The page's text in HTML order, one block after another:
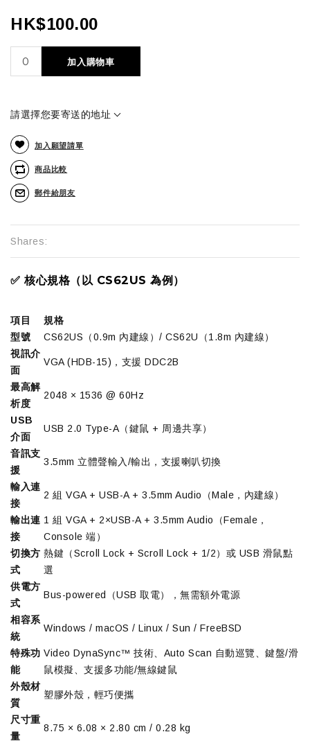
HK$100.00
加入購物車
請選擇您要寄送的地址
加入願望請單
商品比較
郵件給朋友
Shares:
✅ 核心規格（以 CS62US 為例）
項目
規格
型號
CS62US（0.9m 內建線）/ CS62U（1.8m 內建線）
視訊介
面
VGA (HDB-15)，支援 DDC2B
最高解
析度
2048 × 1536 @ 60Hz
USB
介面
USB 2.0 Type-A（鍵鼠 + 周邊共享）
音訊支
援
3.5mm 立體聲輸入/輸出，支援喇叭切換
輸入連
接
2 組 VGA + USB-A + 3.5mm Audio（Male，內建線）
輸出連
接
1 組 VGA + 2×USB-A + 3.5mm Audio（Female，
Console 端）
切換方
式
熱鍵（Scroll Lock + Scroll Lock + 1/2）或 USB 滑鼠點
選
供電方
式
Bus-powered（USB 取電），無需額外電源
相容系
統
Windows / macOS / Linux / Sun / FreeBSD
特殊功
能
Video DynaSync™ 技術、Auto Scan 自動巡覽、鍵盤/滑
鼠模擬、支援多功能/無線鍵鼠
外殼材
質
塑膠外殼，輕巧便攜
尺寸重
量
8.75 × 6.08 × 2.80 cm / 0.28 kg